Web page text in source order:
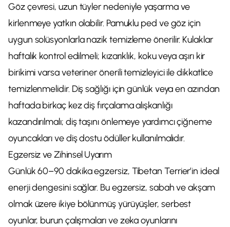
Göz çevresi, uzun tüyler nedeniyle yaşarma ve
kirlenmeye yatkın olabilir. Pamuklu ped ve göz için
uygun solüsyonlarla nazik temizleme önerilir. Kulaklar
haftalık kontrol edilmeli; kızarıklık, koku veya aşırı kir
birikimi varsa veteriner önerili temizleyici ile dikkatlice
temizlenmelidir. Diş sağlığı için günlük veya en azından
haftada birkaç kez diş fırçalama alışkanlığı
kazandırılmalı; diş taşını önlemeye yardımcı çiğneme
oyuncakları ve diş dostu ödüller kullanılmalıdır.
Egzersiz ve Zihinsel Uyarım
Günlük 60–90 dakika egzersiz, Tibetan Terrier’in ideal
enerji dengesini sağlar. Bu egzersiz, sabah ve akşam
olmak üzere ikiye bölünmüş yürüyüşler, serbest
oyunlar, burun çalışmaları ve zeka oyunlarını